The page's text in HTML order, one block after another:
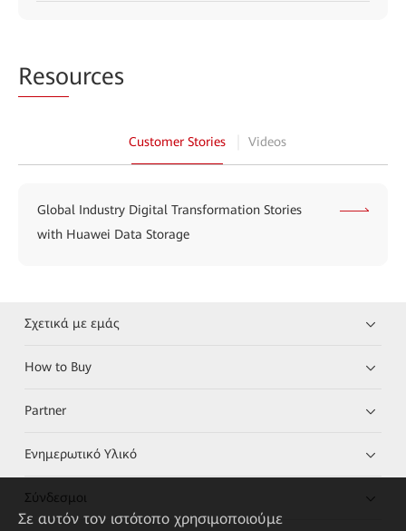
Resources
Customer Stories Videos
Global Industry Digital Transformation Stories
with Huawei Data Storage
Σχετικά με εμάς
How to Buy
Partner
Ενημερωτικό Υλικό
Σύνδεσμοι
Σε αυτόν τον ιστότοπο χρησιμοποιούμε